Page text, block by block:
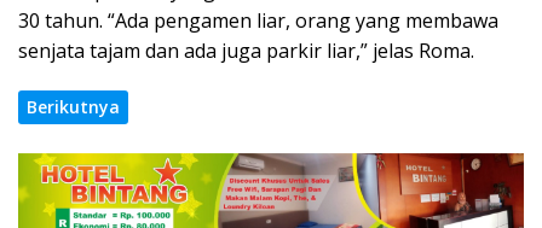
30 tahun. “Ada pengamen liar, orang yang membawa
senjata tajam dan ada juga parkir liar,” jelas Roma.
Berikutnya